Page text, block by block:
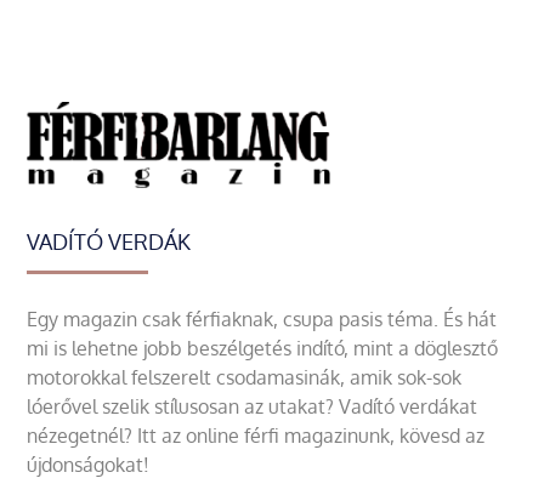
VADÍTÓ VERDÁK
Egy magazin csak férfiaknak, csupa pasis téma. És hát
mi is lehetne jobb beszélgetés indító, mint a döglesztő
motorokkal felszerelt csodamasinák, amik sok-sok
lóerővel szelik stílusosan az utakat? Vadító verdákat
nézegetnél? Itt az online férfi magazinunk, kövesd az
újdonságokat!